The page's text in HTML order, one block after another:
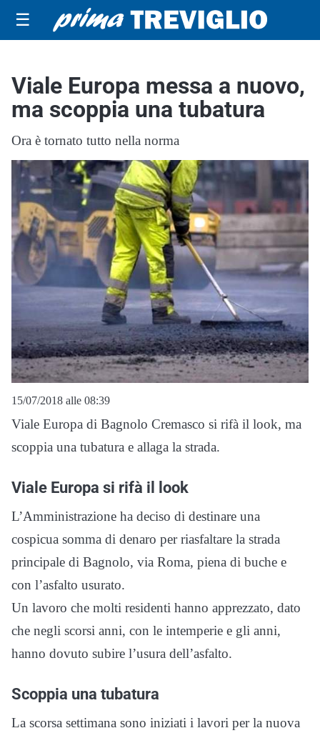
☰
Viale Europa messa a nuovo,
ma scoppia una tubatura
Ora è tornato tutto nella norma
15/07/2018 alle 08:39
Viale Europa di Bagnolo Cremasco si rifà il look, ma
scoppia una tubatura e allaga la strada.
Viale Europa si rifà il look
L’Amministrazione ha deciso di destinare una
cospicua somma di denaro per riasfaltare la strada
principale di Bagnolo, via Roma, piena di buche e
con l’asfalto usurato.
Un lavoro che molti residenti hanno apprezzato, dato
che negli scorsi anni, con le intemperie e gli anni,
hanno dovuto subire l’usura dell’asfalto.
Scoppia una tubatura
La scorsa settimana sono iniziati i lavori per la nuova